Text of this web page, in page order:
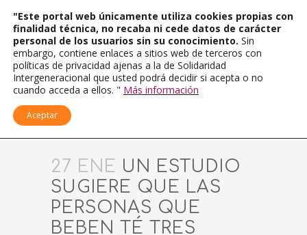
27 ENE UN ESTUDIO
SUGIERE QUE LAS
PERSONAS QUE
BEBEN TÉ TRES
"Este portal web únicamente utiliza cookies propias con
finalidad técnica, no recaba ni cede datos de carácter
personal de los usuarios sin su conocimiento. Sin
embargo, contiene enlaces a sitios web de terceros con
políticas de privacidad ajenas a la de Solidaridad
Intergeneracional que usted podrá decidir si acepta o no
cuando acceda a ellos. " Más información
Aceptar